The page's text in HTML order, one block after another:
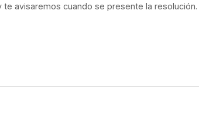
te avisaremos cuando se presente la resolución.